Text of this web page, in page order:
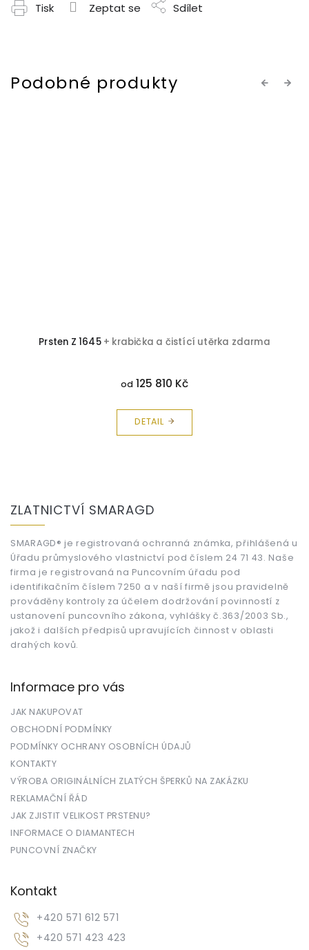
Tisk Zeptat se Sdílet
Previous
Prsten Z 1645 + krabička a čistící utěrka zdarma
od 125 810 Kč
DETAIL
Next
ZLATNICTVÍ SMARAGD
SMARAGD® je registrovaná ochranná známka, přihlášená u
Úřadu průmyslového vlastnictví pod číslem 24 71 43. Naše
firma je registrovaná na Puncovním úřadu pod
identifikačním číslem 7250 a v naší firmě jsou pravidelně
prováděny kontroly za účelem dodržování povinností z
ustanovení puncovního zákona, vyhlášky č.363/2003 Sb.,
jakož i dalších předpisů upravujících činnost v oblasti
drahých kovů.
Informace pro vás
JAK NAKUPOVAT
OBCHODNÍ PODMÍNKY
PODMÍNKY OCHRANY OSOBNÍCH ÚDAJŮ
KONTAKTY
VÝROBA ORIGINÁLNÍCH ZLATÝCH ŠPERKŮ NA ZAKÁZKU
REKLAMAČNÍ ŘÁD
JAK ZJISTIT VELIKOST PRSTENU?
INFORMACE O DIAMANTECH
PUNCOVNÍ ZNAČKY
Kontakt
+420 571 612 571
+420 571 423 423